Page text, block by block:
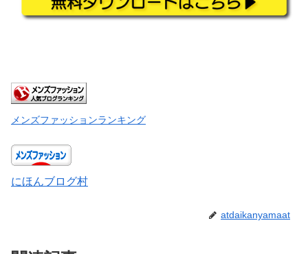
メンズファッションランキング
にほんブログ村
atdaikanyamaat